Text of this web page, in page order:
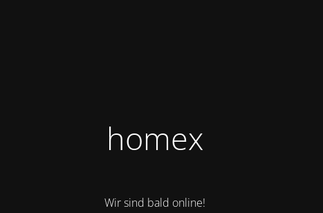
homex
Wir sind bald online!